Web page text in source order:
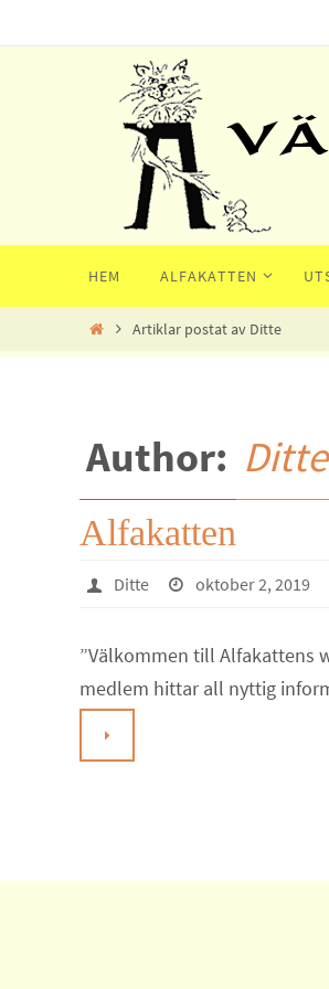
till
innehållet
HEM ALFAKATTEN
HomeArtiklar postat av Ditte
Author: Ditte
Alfakatten
Ditte oktober 2, 2019
”Välkommen till Alfakattens
medlem hittar all nyttig